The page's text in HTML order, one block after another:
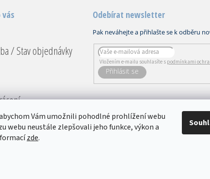
Vám umožnili pohodlné prohlížení webu
webu neustále zlepšovali jeho funkce, výkon a
zde.
/ Stav objednávky
osobních údajů
Odebírat newsletter
Vložením e-mailu souhlasíte s podmínkami
PŘIHLÁSIT
SE
cookies